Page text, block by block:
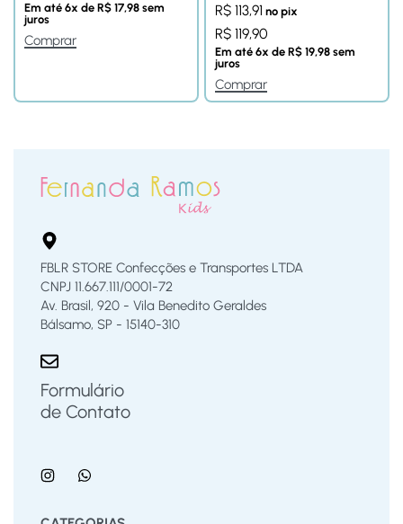
Em até 6x de R$ 17,98 sem
juros
Comprar
R$ 113,91 no pix
R$ 119,90
Em até 6x de R$ 19,98 sem
juros
Comprar
FBLR STORE Confecções e Transportes LTDA
CNPJ 11.667.111/0001-72
Av. Brasil, 920 - Vila Benedito Geraldes
Bálsamo, SP - 15140-310
Formulário
de Contato